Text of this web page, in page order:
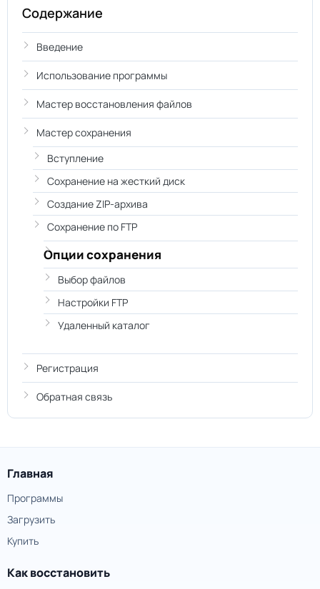
Содержание
Введение
Использование программы
Мастер восстановления файлов
Мастер сохранения
Вступление
Сохранение на жесткий диск
Создание ZIP-архива
Сохранение по FTP
Опции сохранения
Выбор файлов
Настройки FTP
Удаленный каталог
Регистрация
Обратная связь
Главная
Программы
Загрузить
Купить
Как восстановить